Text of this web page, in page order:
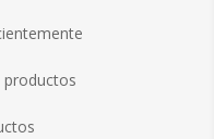
productos